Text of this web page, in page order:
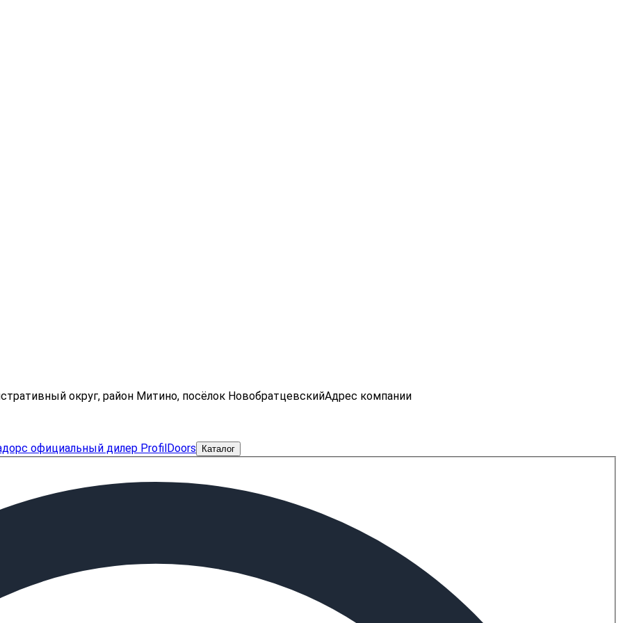
округ, район Митино, посёлок НовобратцевскийАдрес компании
Каталог